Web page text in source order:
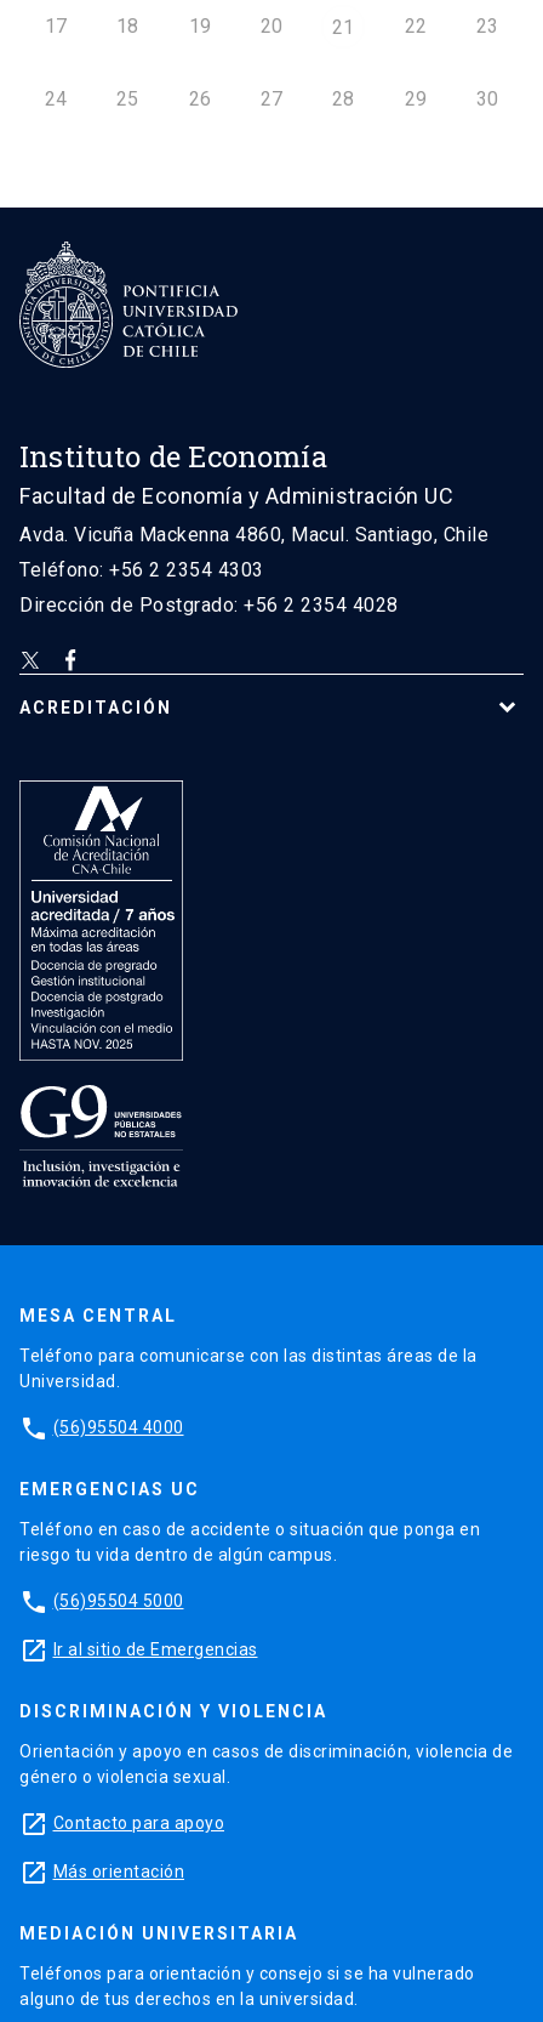
17 18 19 20 21 22 23
24 25 26 27 28 29 30
Instituto de Economía
Facultad de Economía y Administración UC
Avda. Vicuña Mackenna 4860, Macul. Santiago, Chile
Teléfono: +56 2 2354 4303
Dirección de Postgrado: +56 2 2354 4028
ACREDITACIÓN
MESA CENTRAL
Teléfono para comunicarse con las distintas áreas de la
Universidad.
phone (56)95504 4000
EMERGENCIAS UC
Teléfono en caso de accidente o situación que ponga en
riesgo tu vida dentro de algún campus.
phone (56)95504 5000
launch Ir al sitio de Emergencias
DISCRIMINACIÓN Y VIOLENCIA
Orientación y apoyo en casos de discriminación, violencia de
género o violencia sexual.
launch Contacto para apoyo
launch Más orientación
MEDIACIÓN UNIVERSITARIA
Teléfonos para orientación y consejo si se ha vulnerado
alguno de tus derechos en la universidad.